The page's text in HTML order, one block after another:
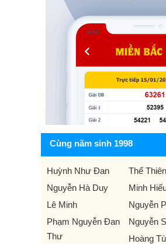
Cùng năm sinh 1998
Huỳnh Như Đan
Thể Thiên
Nguyễn Hà Duy
Minh
Lê Minh
Nguyễn
Phạm Nguyễn Đan
Thư
Nguyễn
Hoàng